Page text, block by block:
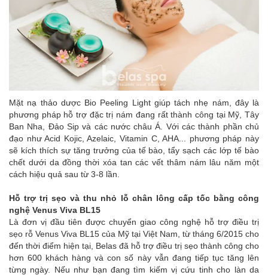
Mặt nạ thảo dược Bio Peeling Light giúp tách nhẹ nám, đây là
phương pháp hỗ trợ đặc trị nám đang rất thành công tại Mỹ, Tây
Ban Nha, Đảo Sip và các nước châu Á. Với các thành phần chủ
đạo như Acid Kojic, Azelaic, Vitamin C, AHA... phương pháp này
sẽ kích thích sự tăng trưởng của tế bào, tẩy sạch các lớp tế bào
chết dưới da đồng thời xóa tan các vết thâm nám lâu năm một
cách hiệu quả sau từ 3-8 lần.
Hỗ trợ trị sẹo và thu nhỏ lỗ chân lông cấp tốc bằng công
nghệ Venus Viva BL15
Là đơn vị đầu tiên được chuyển giao công nghệ hỗ trợ điều trị
sẹo rỗ Venus Viva BL15 của Mỹ tại Việt Nam, từ tháng 6/2015 cho
đến thời điểm hiện tại, Belas đã hỗ trợ điều trị sẹo thành công cho
hơn 600 khách hàng và con số này vẫn đang tiếp tục tăng lên
từng ngày. Nếu như bạn đang tìm kiếm vị cứu tinh cho làn da